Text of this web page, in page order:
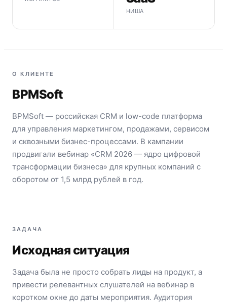
НИША
О КЛИЕНТЕ
BPMSoft
BPMSoft — российская CRM и low-code платформа
для управления маркетингом, продажами, сервисом
и сквозными бизнес-процессами. В кампании
продвигали вебинар «CRM 2026 — ядро цифровой
трансформации бизнеса» для крупных компаний с
оборотом от 1,5 млрд рублей в год.
ЗАДАЧА
Исходная ситуация
Задача была не просто собрать лиды на продукт, а
привести релевантных слушателей на вебинар в
коротком окне до даты мероприятия. Аудитория